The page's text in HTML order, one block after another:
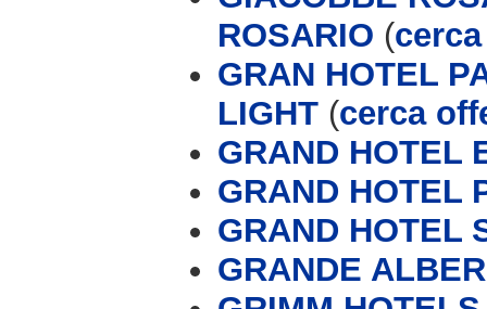
ROSARIO (
GRAN HOTEL
LIGHT (cerca
GRAND HOTEL
GRAND HOTEL
GRAND HOTEL
GRANDE